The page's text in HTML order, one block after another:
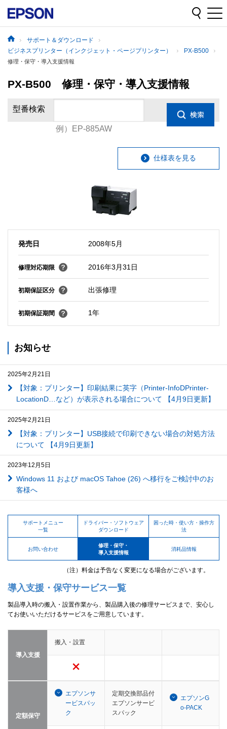
サポート＆ダウンロード
ビジネスプリンター（インクジェット・ページプリンター）
PX-B500
修理・保守・導入支援情報
PX-B500 修理・保守・導入支援情報
型番検索
例）EP-885AW
仕様表を見る
発売日 2008年5月
修理対応期限 2016年3月31日
初期保証区分 出張修理
初期保証期間 1年
お知らせ
2025年2月21日
【対象：プリンター】印刷結果に英字（Printer-InfoDPrinter-
LocationD…など）が表示される場合について 【4月9日更新】
2025年2月21日
【対象：プリンター】USB接続で印刷できない場合の対処方法
について 【4月9日更新】
2023年12月5日
Windows 11 および macOS Tahoe (26) へ移行をご検討中のお
客様へ
サポートメニュー
一覧
ドライバー・ソフトウェア
ダウンロード
困った時・使い方・操作方
法
お問い合わせ
修理・保守・
導入支援情報
消耗品情報
（注）料金は予告なく変更になる場合がございます。
導入支援・保守サービス一覧
製品導入時の搬入・設置作業から、製品購入後の修理サービスまで、安心し
てお使いいただけるサービスをご用意しています。
導入支援
搬入・設置
定額保守
エプソンサ
ービスパッ
ク
定期交換部品付
エプソンサービ
スパック
エプソンG
o-PACK